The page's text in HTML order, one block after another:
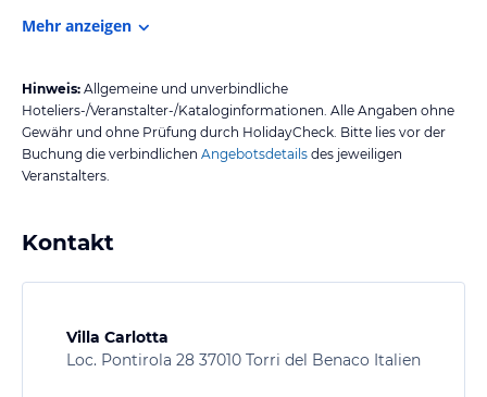
Mehr anzeigen
Hinweis: Allgemeine und unverbindliche
Hoteliers-/Veranstalter-/Kataloginformationen. Alle Angaben ohne
Gewähr und ohne Prüfung durch HolidayCheck. Bitte lies vor der
Buchung die verbindlichen Angebotsdetails des jeweiligen
Veranstalters.
Kontakt
Villa Carlotta
Loc. Pontirola 28 37010 Torri del Benaco Italien